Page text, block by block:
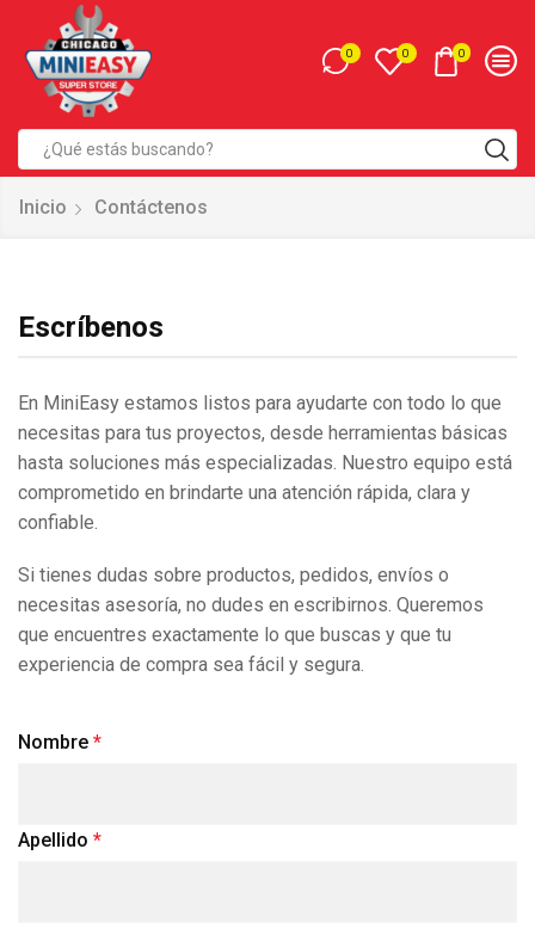
0 0 0
Inicio Contáctenos
Escríbenos
En MiniEasy estamos listos para ayudarte con todo lo que
necesitas para tus proyectos, desde herramientas básicas
hasta soluciones más especializadas. Nuestro equipo está
comprometido en brindarte una atención rápida, clara y
confiable.
Si tienes dudas sobre productos, pedidos, envíos o
necesitas asesoría, no dudes en escribirnos. Queremos
que encuentres exactamente lo que buscas y que tu
experiencia de compra sea fácil y segura.
Nombre
Apellido